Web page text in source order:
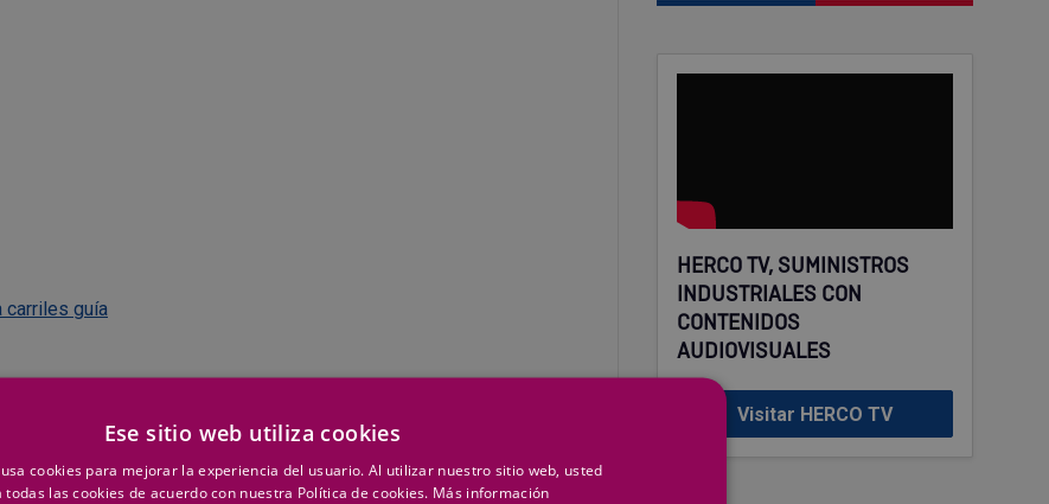
carriles guía
HERCO TV, SUMINISTROS
INDUSTRIALES CON
CONTENIDOS
AUDIOVISUALES
Visitar HERCO TV
Ese sitio web utiliza cookies
cookies para mejorar la experiencia del usuario. Al utilizar nuestro sitio web, usted
todas las cookies de acuerdo con nuestra Política de cookies. Más información